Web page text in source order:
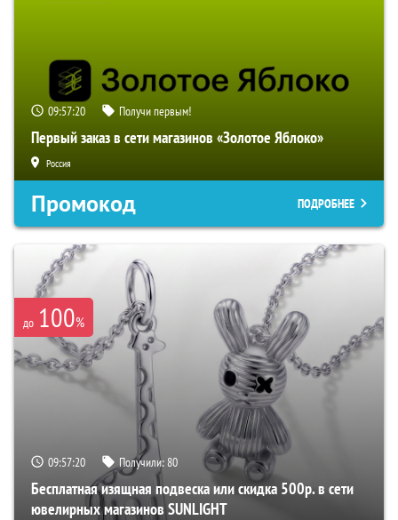
09:57:19 Получи первым!
Первый заказ в сети магазинов «Золотое Яблоко»
Россия
Промокод ПОДРОБНЕЕ
до 100%
09:57:19 Получили:80
Бесплатная изящная подвеска или скидка 500р. в сети
ювелирных магазинов SUNLIGHT